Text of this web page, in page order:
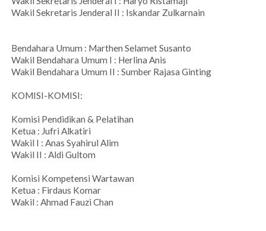
Wakil Sekretaris Jenderal II : Iskandar Zulkarnain
Bendahara Umum : Marthen Selamet Susanto
Wakil Bendahara Umum I : Herlina Anis
Wakil Bendahara Umum II : Sumber Rajasa Ginting
KOMISI-KOMISI:
Komisi Pendidikan & Pelatihan
Ketua : Jufri Alkatiri
Wakil I : Anas Syahirul Alim
Wakil II : Aldi Gultom
Komisi Kompetensi Wartawan
Ketua : Firdaus Komar
Wakil : Ahmad Fauzi Chan